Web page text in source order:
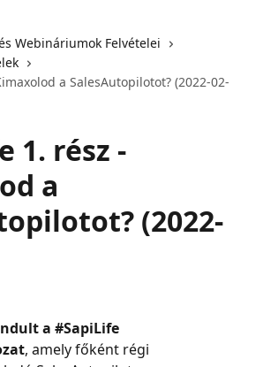
Webináriumok Felvételei
a SalesAutopilotot? (2022-02-
1. rész -
a
(2022-
a #SapiLife
, amely főként régi